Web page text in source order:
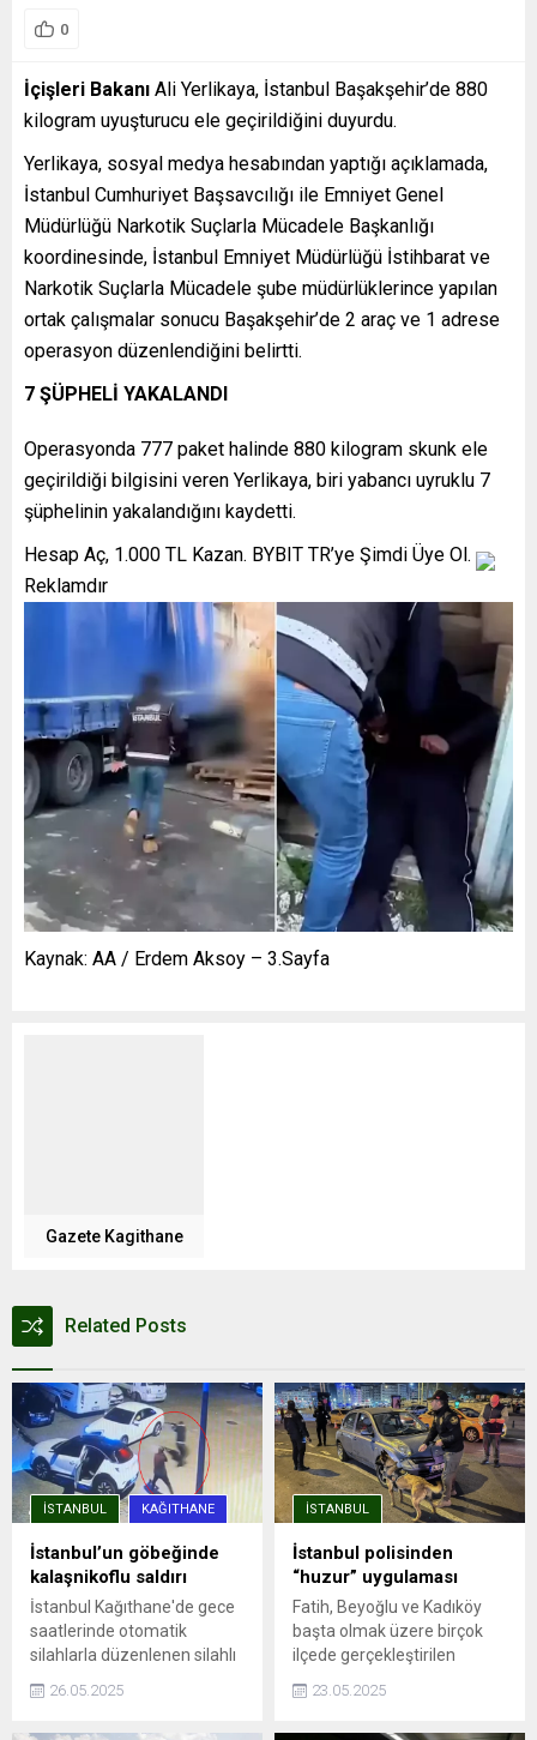
0
İçişleri Bakanı Ali Yerlikaya, İstanbul Başakşehir’de 880
kilogram uyuşturucu ele geçirildiğini duyurdu.
Yerlikaya, sosyal medya hesabından yaptığı açıklamada,
İstanbul Cumhuriyet Başsavcılığı ile Emniyet Genel
Müdürlüğü Narkotik Suçlarla Mücadele Başkanlığı
koordinesinde, İstanbul Emniyet Müdürlüğü İstihbarat ve
Narkotik Suçlarla Mücadele şube müdürlüklerince yapılan
ortak çalışmalar sonucu Başakşehir’de 2 araç ve 1 adrese
operasyon düzenlendiğini belirtti.
7 ŞÜPHELİ YAKALANDI
Operasyonda 777 paket halinde 880 kilogram skunk ele
geçirildiği bilgisini veren Yerlikaya, biri yabancı uyruklu 7
şüphelinin yakalandığını kaydetti.
Hesap Aç, 1.000 TL Kazan. BYBIT TR’ye Şimdi Üye Ol.
Reklamdır
Kaynak: AA / Erdem Aksoy – 3.Sayfa
Gazete Kagithane
Related Posts
İSTANBUL KAĞITHANE
İstanbul’un göbeğinde
kalaşnikoflu saldırı
İstanbul Kağıthane'de gece
saatlerinde otomatik
silahlarla düzenlenen silahlı
Ümit Engin şans eseri yara
26.05.2025
İSTANBUL
İstanbul polisinden
“huzur” uygulaması
Fatih, Beyoğlu ve Kadıköy
başta olmak üzere birçok
ilçede gerçekleştirilen
müdürlükleri, Asayiş, Özel
23.05.2025